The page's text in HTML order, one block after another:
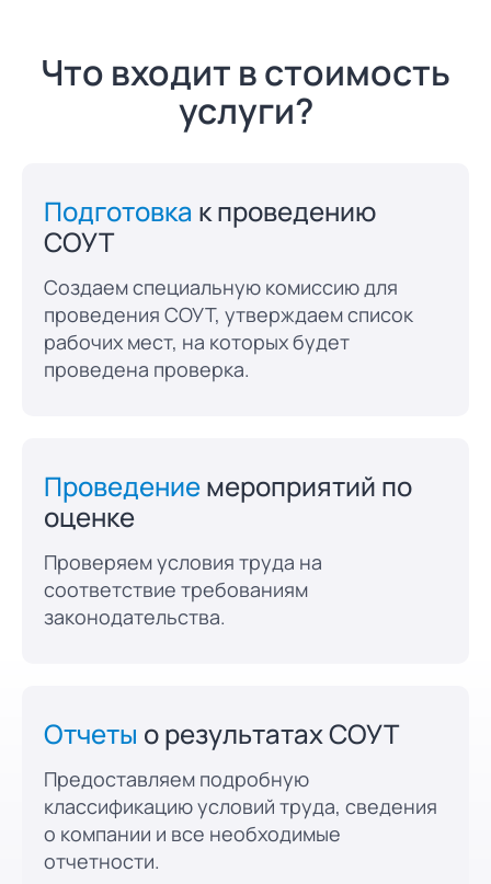
Что входит в стоимость
услуги?
Подготовка к проведению
СОУТ
Создаем специальную комиссию для
проведения СОУТ, утверждаем список
рабочих мест, на которых будет
проведена проверка.
Проведениемероприятий по
оценке
Проверяем условия труда на
соответствие требованиям
законодательства.
Отчеты о результатах СОУТ
Предоставляем подробную
классификацию условий труда, сведения
о компании и все необходимые
отчетности.